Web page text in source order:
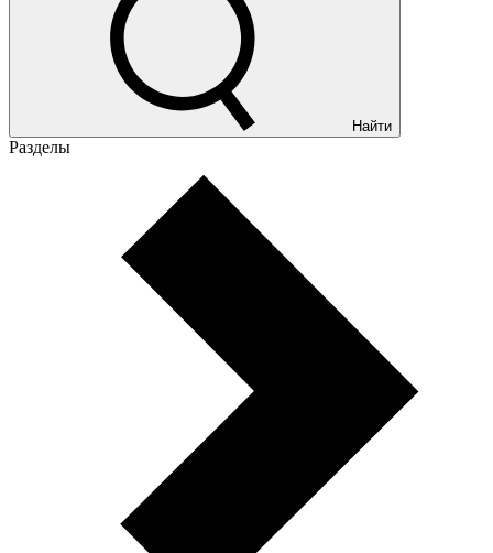
Найти
Разделы